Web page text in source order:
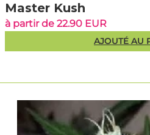
Master Kush
à partir de 22.90 EUR
AJOUTÉ AU